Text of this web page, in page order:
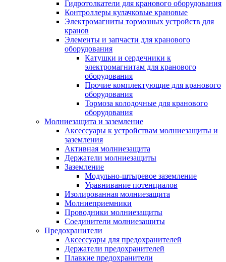
Гидротолкатели для кранового оборудования
Контроллеры кулачковые крановые
Электромагниты тормозных устройств для
кранов
Элементы и запчасти для кранового
оборудования
Катушки и сердечники к
электромагнитам для кранового
оборудования
Прочие комплектующие для кранового
оборудования
Тормоза колодочные для кранового
оборудования
Молниезащита и заземление
Аксессуары к устройствам молниезащиты и
заземления
Активная молниезащита
Держатели молниезащиты
Заземление
Модульно-штыревое заземление
Уравнивание потенциалов
Изолированная молниезащита
Молниеприемники
Проводники молниезащиты
Соединители молниезащиты
Предохранители
Аксессуары для предохранителей
Держатели предохранителей
Плавкие предохранители